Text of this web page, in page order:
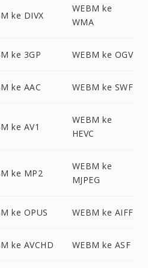
ke DIVX
WEBM ke
WMA
ke 3GP WEBM ke OGV
ke AAC WEBM ke SWF
ke AV1
WEBM ke
HEVC
ke MP2
WEBM ke
MJPEG
ke OPUS WEBM ke AIFF
ke AVCHD WEBM ke ASF